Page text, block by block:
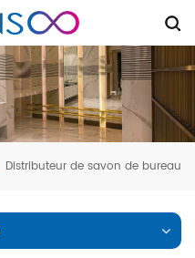
Distributeur de savon de bureau